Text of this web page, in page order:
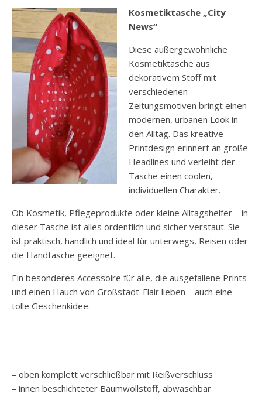
Kosmetiktasche „City
News“
Diese außergewöhnliche
Kosmetiktasche aus
dekorativem Stoff mit
verschiedenen
Zeitungsmotiven bringt einen
modernen, urbanen Look in
den Alltag. Das kreative
Printdesign erinnert an große
Headlines und verleiht der
Tasche einen coolen,
individuellen Charakter.
Ob Kosmetik, Pflegeprodukte oder kleine Alltagshelfer – in
dieser Tasche ist alles ordentlich und sicher verstaut. Sie
ist praktisch, handlich und ideal für unterwegs, Reisen oder
die Handtasche geeignet.
Ein besonderes Accessoire für alle, die ausgefallene Prints
und einen Hauch von Großstadt-Flair lieben – auch eine
tolle Geschenkidee.
– oben komplett verschließbar mit Reißverschluss
– innen beschichteter Baumwollstoff, abwaschbar